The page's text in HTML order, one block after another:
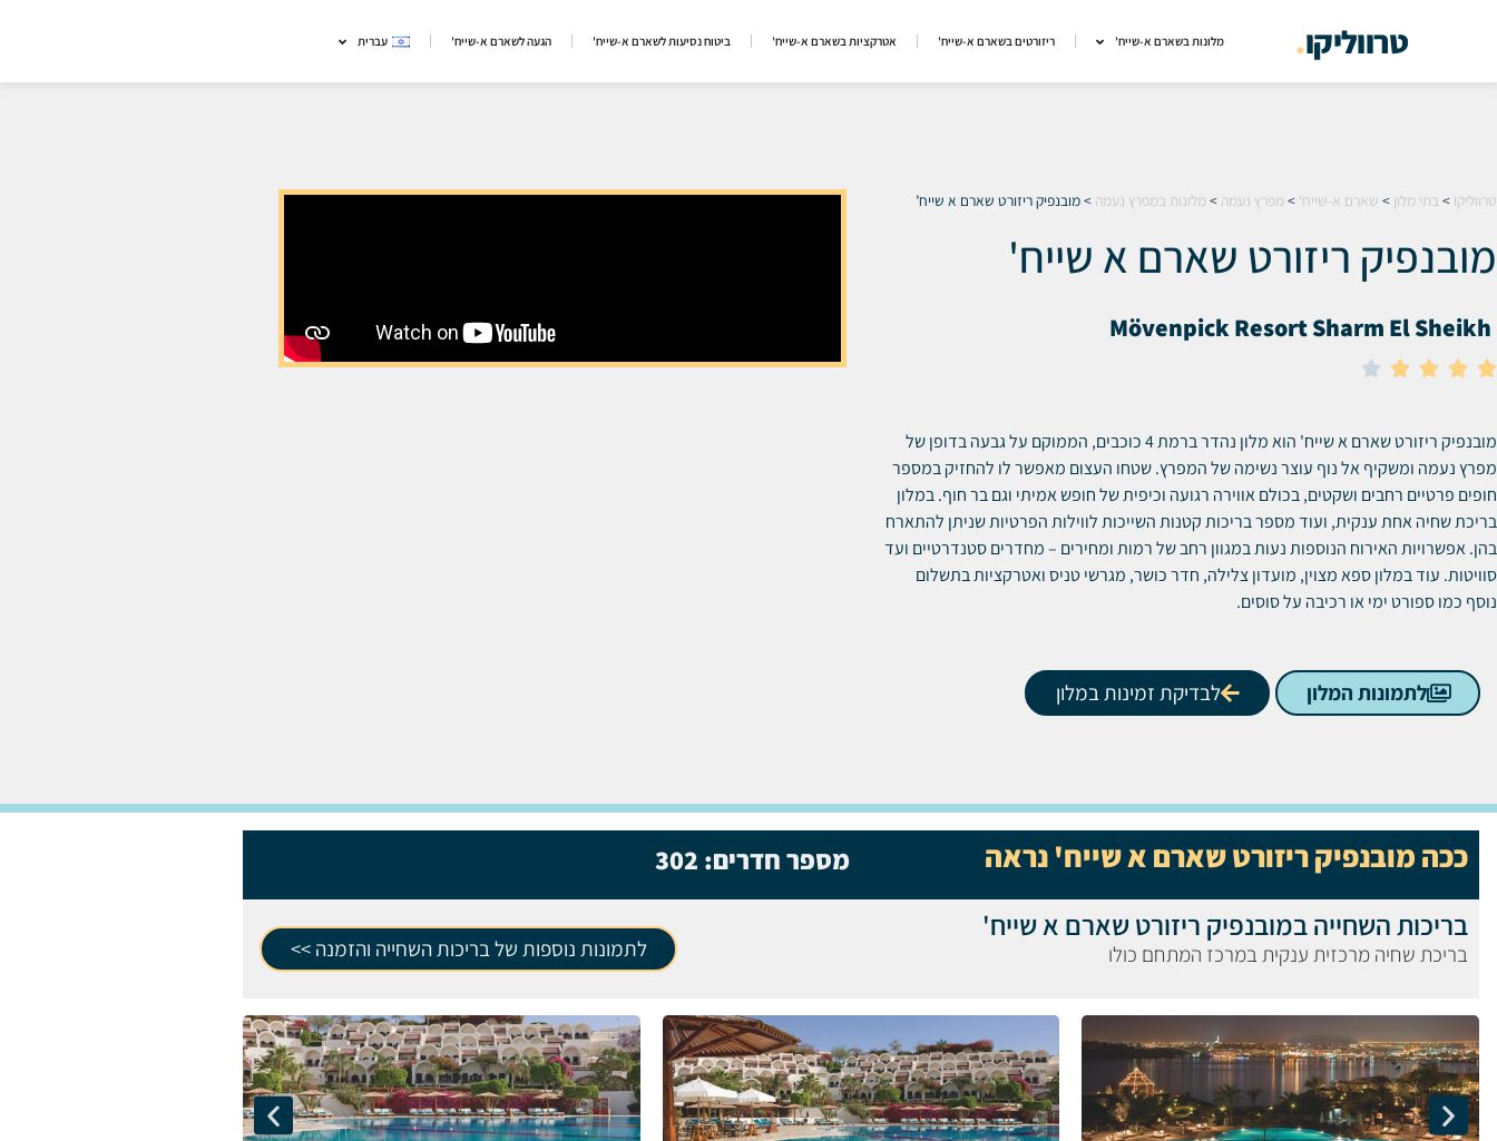
טרווליקו. מלונות בשארם א-שייח' ריזורטים בשארם א-שייח' אטרקציות בשארם א-שייח' ביטוח נסיעות לשארם א-שייח' הגעה לשארם א-שייח' עברית
טרווליקו > בתי מלון > שארם א-שייח' > מפרץ נעמה > מלונות במפרץ נעמה >מובנפיק ריזורט שארם א שייח’
מובנפיק ריזורט שארם א שייח'
Mövenpick Resort Sharm El Sheikh





מובנפיק ריזורט שארם א שייח' הוא מלון נהדר ברמת 4 כוכבים, הממוקם על גבעה בדופן של
מפרץ נעמה ומשקיף אל נוף עוצר נשימה של המפרץ. שטחו העצום מאפשר לו להחזיק במספר
חופים פרטיים רחבים ושקטים, בכולם אווירה רגועה וכיפית של חופש אמיתי וגם בר חוף. במלון
בריכת שחיה אחת ענקית, ועוד מספר בריכות קטנות השייכות לווילות הפרטיות שניתן להתארח
בהן. אפשרויות האירוח הנוספות נעות במגוון רחב של רמות ומחירים – מחדרים סטנדרטיים ועד
סוויטות. עוד במלון ספא מצוין, מועדון צלילה, חדר כושר, מגרשי טניס ואטרקציות בתשלום
נוסף כמו ספורט ימי או רכיבה על סוסים.
לתמונות המלון לבדיקת זמינות במלון
ככה מובנפיק ריזורט שארם א שייח' נראה מספר חדרים: 302
בריכות השחייה במובנפיק ריזורט שארם א שייח'
בריכת שחיה מרכזית ענקית במרכז המתחם כולו לתמונות נוספות של בריכות השחייה והזמנה >>